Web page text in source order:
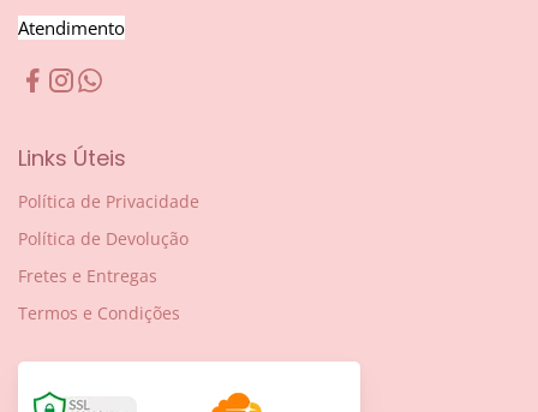
Atendimento
Links Úteis
Política de Privacidade
Política de Devolução
Fretes e Entregas
Termos e Condições